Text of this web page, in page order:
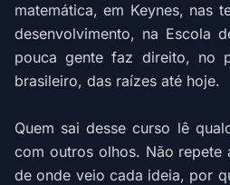
matemática, em Keynes, nas
desenvolvimento, na Escola
pouca gente faz direito, no
brasileiro, das raízes até hoje.
Quem sai desse curso lê
com outros olhos. Não repete
de onde veio cada ideia, por